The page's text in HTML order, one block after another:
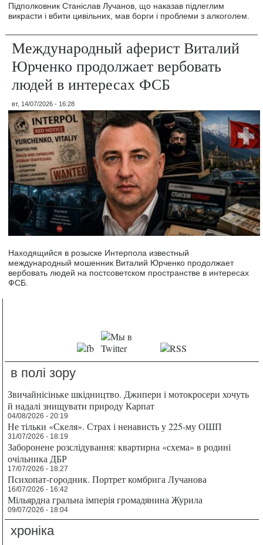
Підполковник Станіслав Лучанов, що наказав підлеглим
викрасти і вбити цивільних, мав борги і проблеми з алкоголем.
Международный аферист Виталий
Юрченко продолжает вербовать
людей в интересах ФСБ
вт, 14/07/2026 - 16:28
Находящийся в розыске Интерпола известный
международный мошенник Виталий Юрченко продолжает
вербовать людей на постсоветском пространстве в интересах
ФСБ.
в полі зору
Звичайнісіньке шкідництво. Джипери і мотокросери хочуть
й надалі знищувати природу Карпат
04/08/2026 - 20:19
Не тільки «Скеля». Страх і ненависть у 225-му ОШП
31/07/2026 - 18:19
Заборонене розслідування: квартирна «схема» в родині
очільника ДБР
17/07/2026 - 18:27
Психопат-городник. Портрет комбрига Лучанова
16/07/2026 - 16:42
Мільярдна гральна імперія громадянина Журила
09/07/2026 - 18:04
хроніка